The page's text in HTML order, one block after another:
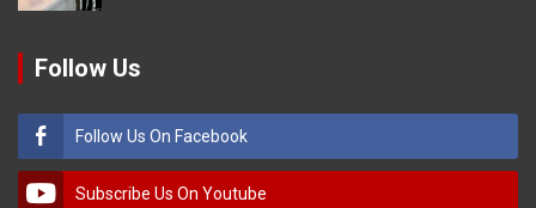
Follow Us
Follow Us On Facebook
Subscribe Us On Youtube